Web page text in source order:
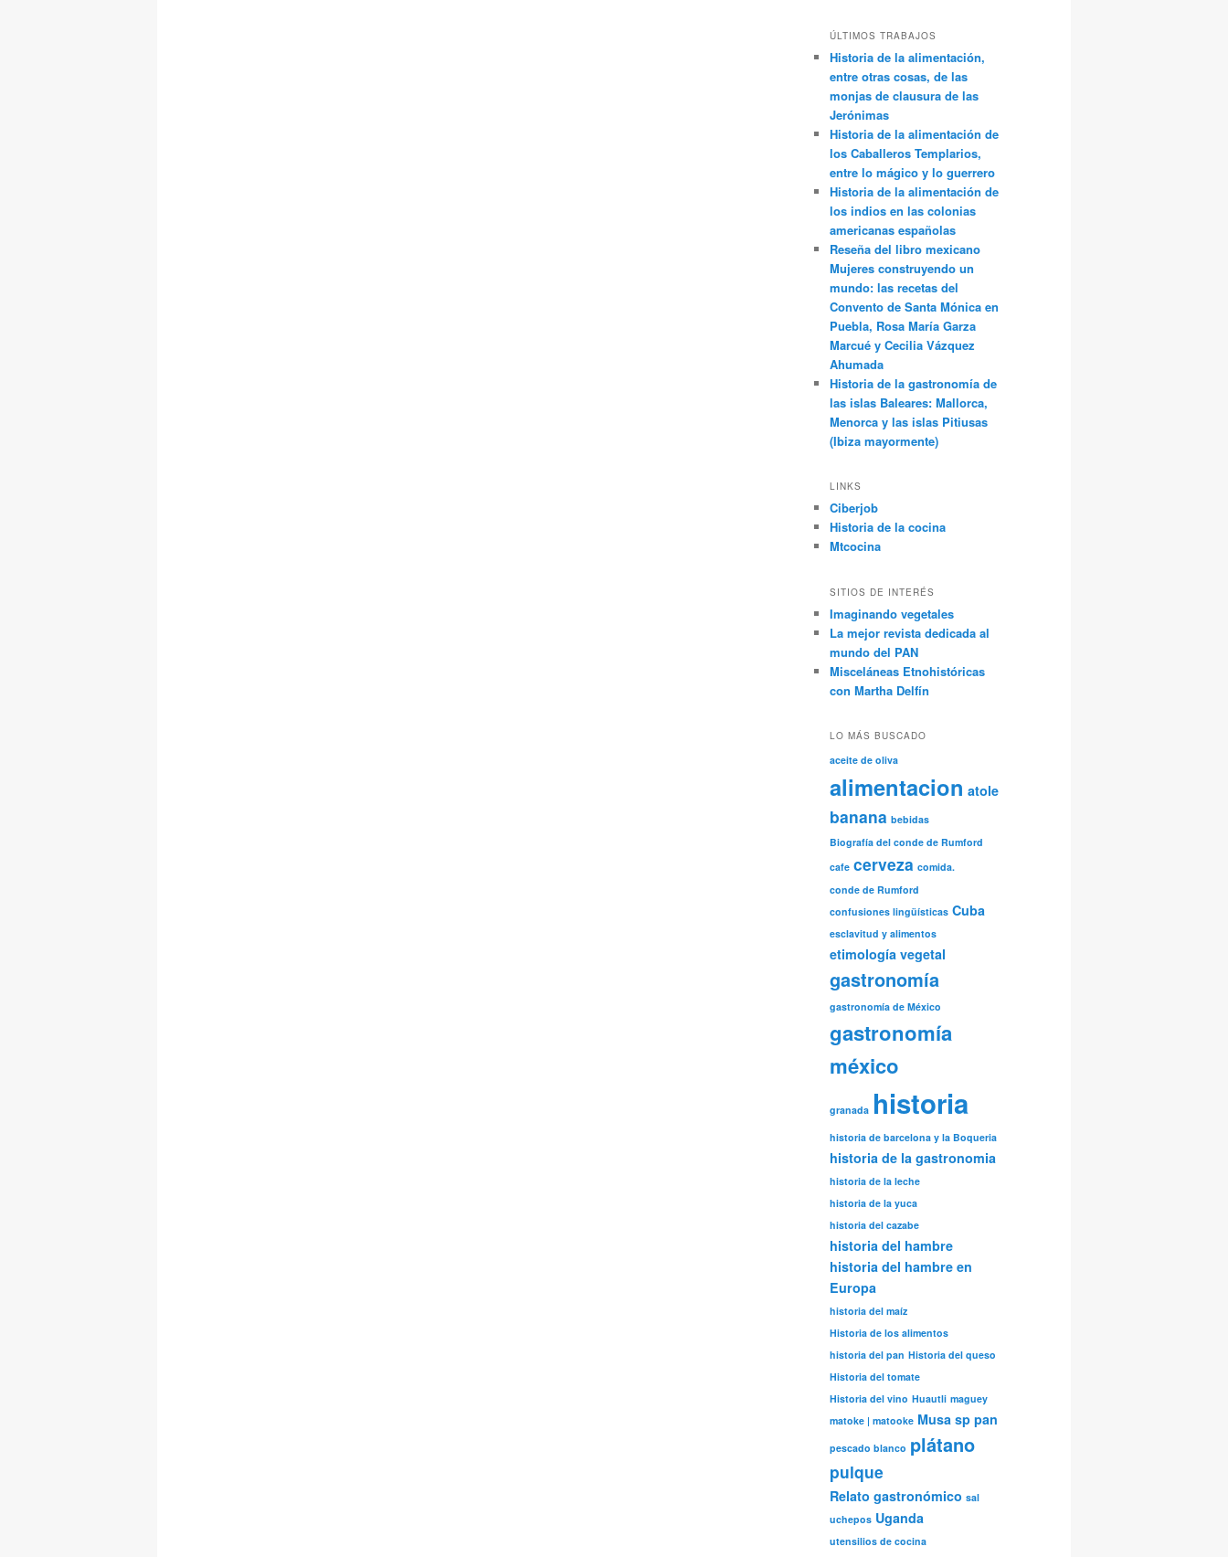
ÚLTIMOS TRABAJOS
Historia de la alimentación,
entre otras cosas, de las
monjas de clausura de las
Jerónimas
Historia de la alimentación de
los Caballeros Templarios,
entre lo mágico y lo guerrero
Historia de la alimentación de
los indios en las colonias
americanas españolas
Reseña del libro mexicano
Mujeres construyendo un
mundo: las recetas del
Convento de Santa Mónica en
Puebla, Rosa María Garza
Marcué y Cecilia Vázquez
Ahumada
Historia de la gastronomía de
las islas Baleares: Mallorca,
Menorca y las islas Pitiusas
(Ibiza mayormente)
LINKS
Ciberjob
Historia de la cocina
Mtcocina
SITIOS DE INTERÉS
Imaginando vegetales
La mejor revista dedicada al
mundo del PAN
Misceláneas Etnohistóricas
con Martha Delfín
LO MÁS BUSCADO
aceite de oliva
alimentacion atole
banana bebidas
Biografía del conde de Rumford
cafe cerveza comida.
conde de Rumford
confusiones lingüísticas Cuba
esclavitud y alimentos
etimología vegetal
gastronomía
gastronomía de México
gastronomía
méxico
granada historia
historia de barcelona y la Boqueria
historia de la gastronomia
historia de la leche
historia de la yuca
historia del cazabe
historia del hambre
historia del hambre en
Europa
historia del maíz
Historia de los alimentos
historia del pan Historia del queso
Historia del tomate
Historia del vino Huautli maguey
matoke | matooke Musa sp pan
pescado blanco plátano
pulque
Relato gastronómico sal
uchepos Uganda
utensilios de cocina